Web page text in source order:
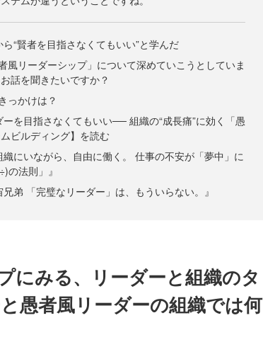
“賢者を目指さなくてもいい”と学んだ
風リーダーシップ」について深めていこうとしていま
話を聞きたいですか？
っかけは？
ーを目指さなくてもいい── 組織の“成長痛”に効く「愚
ビルディング】を読む
にいながら、自由に働く。 仕事の不安が「夢中」に
の法則」』
弟 「完璧なリーダー」は、もういらない。』
にみる、リーダーと組織のタ
愚者風リーダーの組織では何